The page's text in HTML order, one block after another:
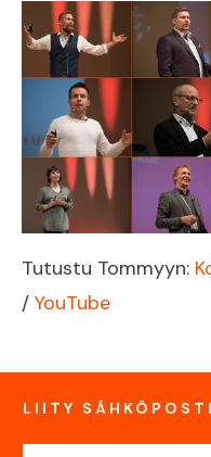
Tutustu Tommyyn:
/ YouTube
LIITY